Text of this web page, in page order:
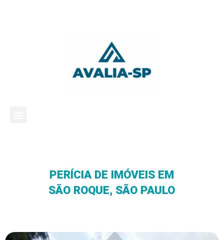
PERÍCIA DE IMÓVEIS EM
SÃO ROQUE, SÃO PAULO